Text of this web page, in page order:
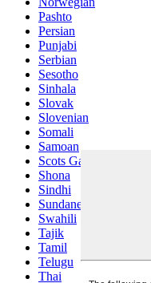
Pashto
Persian
Punjabi
Serbian
Sesotho
Sinhala
Slovak
Slovenian
Somali
Samoan
Scots Gaelic
Shona
Sindhi
Sundanese
Swahili
Tajik
Tamil
Telugu
Thai